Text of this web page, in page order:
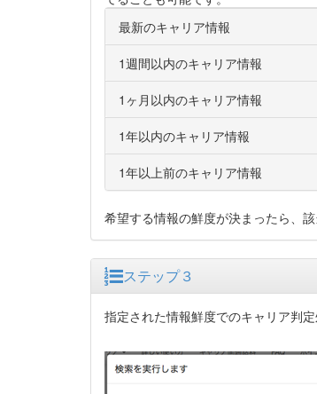
最新のキャリア情報
1週間以内のキャリア情報
1ヶ月以内のキャリア情報
1年以内のキャリア情報
1年以上前のキャリア情報
希望する情報の鮮度が決まったら、
ステップ３
指定された情報鮮度でのキャリア判